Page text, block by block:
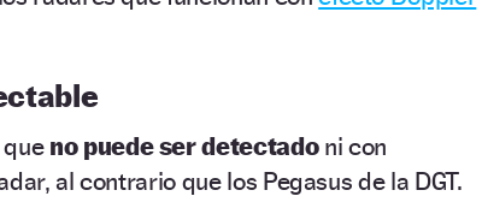
no puede ser detectado ni con
al contrario que los Pegasus de la DGT.